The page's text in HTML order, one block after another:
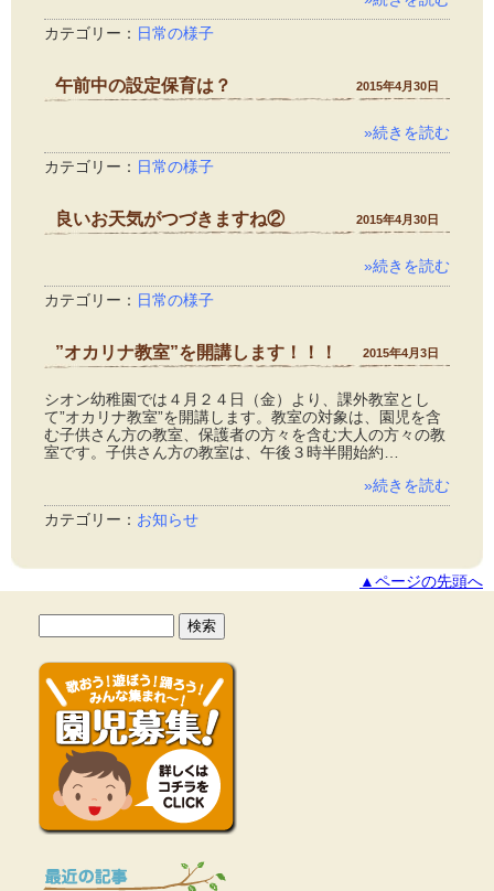
カテゴリー： 日常の様子
午前中の設定保育は？ 2015年4月30日
»続きを読む
カテゴリー： 日常の様子
良いお天気がつづきますね② 2015年4月30日
»続きを読む
カテゴリー： 日常の様子
”オカリナ教室”を開講します！！！ 2015年4月3日
シオン幼稚園では４月２４日（金）より、課外教室とし
て”オカリナ教室”を開講します。教室の対象は、園児を含
む子供さん方の教室、保護者の方々を含む大人の方々の教
室です。子供さん方の教室は、午後３時半開始約…
»続きを読む
カテゴリー： お知らせ
▲ページの先頭へ